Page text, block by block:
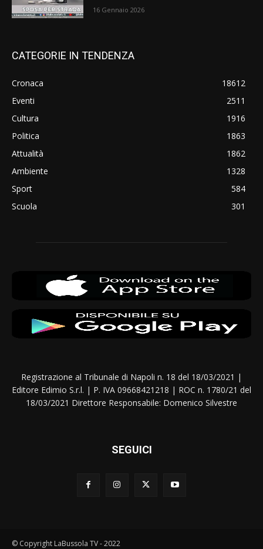
16 Gennaio 2026
CATEGORIE IN TENDENZA
Cronaca
18612
Eventi
2511
Cultura
1916
Politica
1863
Attualità
1862
Ambiente
1328
Sport
584
Scuola
301
Registrazione al Tribunale di Napoli n. 18 del 18/03/2021 |
Editore Edimio S.r.l. | P. IVA 09668421218 | ROC n. 1780/21 del
18/03/2021 Direttore Responsabile: Domenico Silvestre
SEGUICI
© Copyright LaBussola TV - 2022